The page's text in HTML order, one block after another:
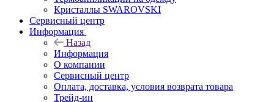
Кристаллы SWAROVSKI
Сервисный центр
Информация
Назад
Информация
О компании
Сервисный центр
Оплата, доставка, условия возврата товара
Трейд-ин